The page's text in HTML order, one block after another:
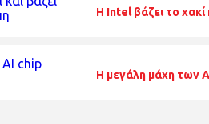
Η Intel βάζει το
Η μεγάλη μάχη των